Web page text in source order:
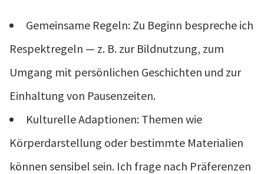
Gemeinsame Regeln: Zu Beginn bespreche ich
Respektregeln — z. B. zur Bildnutzung, zum
Umgang mit persönlichen Geschichten und zur
Einhaltung von Pausenzeiten.
Kulturelle Adaptionen: Themen wie
Körperdarstellung oder bestimmte Materialien
können sensibel sein. Ich frage nach Präferenzen